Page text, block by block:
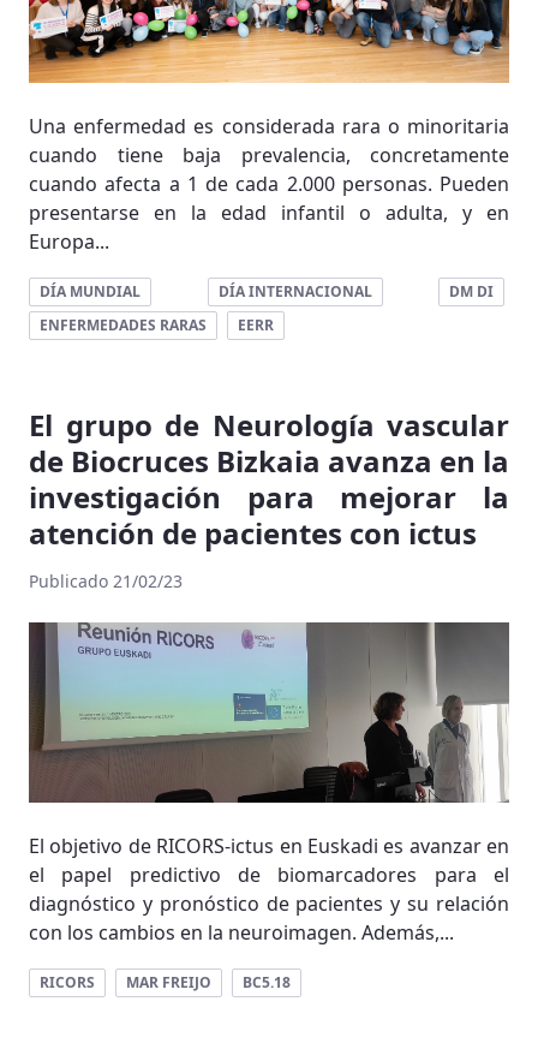
Una enfermedad es considerada rara o minoritaria
cuando tiene baja prevalencia, concretamente
cuando afecta a 1 de cada 2.000 personas. Pueden
presentarse en la edad infantil o adulta, y en
Europa...
DÍA MUNDIAL DÍA INTERNACIONAL
DM DI
ENFERMEDADES RARAS
EERR
El grupo de Neurología vascular
de Biocruces Bizkaia avanza en la
investigación para mejorar la
atención de pacientes con ictus
Publicado 21/02/23
El objetivo de RICORS-ictus en Euskadi es avanzar en
el papel predictivo de biomarcadores para el
diagnóstico y pronóstico de pacientes y su relación
con los cambios en la neuroimagen. Además,...
RICORS MAR FREIJO BC5.18